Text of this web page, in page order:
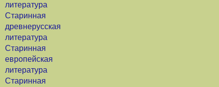
литература
Старинная
древнерусская
литература
Старинная
европейская
литература
Старинная